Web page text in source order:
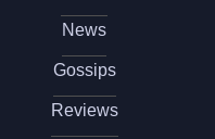
News
Gossips
Reviews